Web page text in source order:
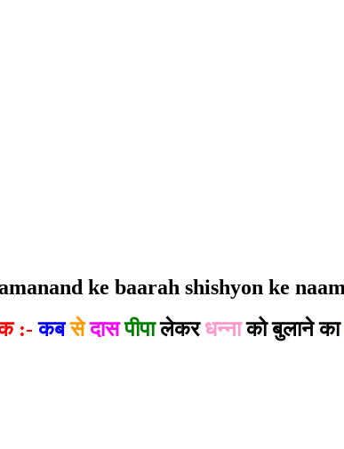
ke baarah shishyon ke
:- कब से दास पीपालेकरधन्नाको बुलाने का